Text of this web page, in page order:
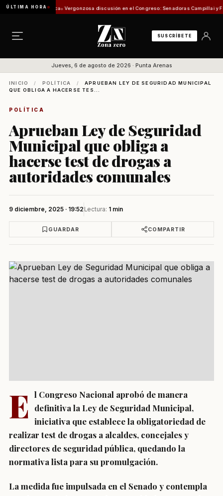
ÚLTIMA HORA
de Pesca Vergonzosa discusión en el Congreso: Senadoras Campillai y Flores
SUSCRÍBETE
Jueves, 6 de agosto de 2026 · Punta Arenas
INICIO / POLÍTICA /
APRUEBAN LEY DE SEGURIDAD MUNICIPAL
QUE OBLIGA A HACERSE TES...
POLÍTICA
Aprueban Ley de Seguridad
Municipal que obliga a
hacerse test de drogas a
autoridades comunales
9 diciembre, 2025 · 19:52 Lectura: 1 min
GUARDAR COMPARTIR
E l Congreso Nacional aprobó de manera
definitiva la Ley de Seguridad Municipal,
iniciativa que establece la obligatoriedad de
realizar test de drogas a alcaldes, concejales y
directores de seguridad pública, quedando la
normativa lista para su promulgación.
La medida fue impulsada en el Senado y contempla